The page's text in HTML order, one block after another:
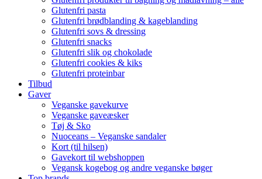
Glutenfri pasta
Glutenfri brødblanding & kageblanding
Glutenfri sovs & dressing
Glutenfri snacks
Glutenfri slik og chokolade
Glutenfri cookies & kiks
Glutenfri proteinbar
Tilbud
Gaver
Veganske gavekurve
Veganske gaveæsker
Tøj & Sko
Nuoceans – Veganske sandaler
Kort (til hilsen)
Gavekort til webshoppen
Vegansk kogebog og andre veganske bøger